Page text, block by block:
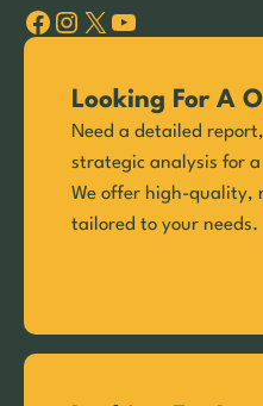
Facebook Instagram X YouTube
Looking For A
Need a detailed
strategic analysis for
We offer high-quality,
tailored to your needs.